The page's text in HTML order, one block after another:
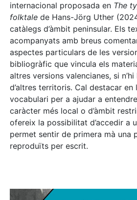
internacional proposada en The
folktale de Hans-Jörg Uther
catàlegs d’àmbit peninsular. Els
acompanyats amb breus
aspectes particulars de les
bibliogràfic que vincula els
altres versions valencianes, si
d’altres territoris. Cal destacar en
vocabulari per a ajudar a
caràcter més local o d’àmbit
ofereix la possibilitat d’accedir a
permet sentir de primera mà una
reproduïts per escrit.